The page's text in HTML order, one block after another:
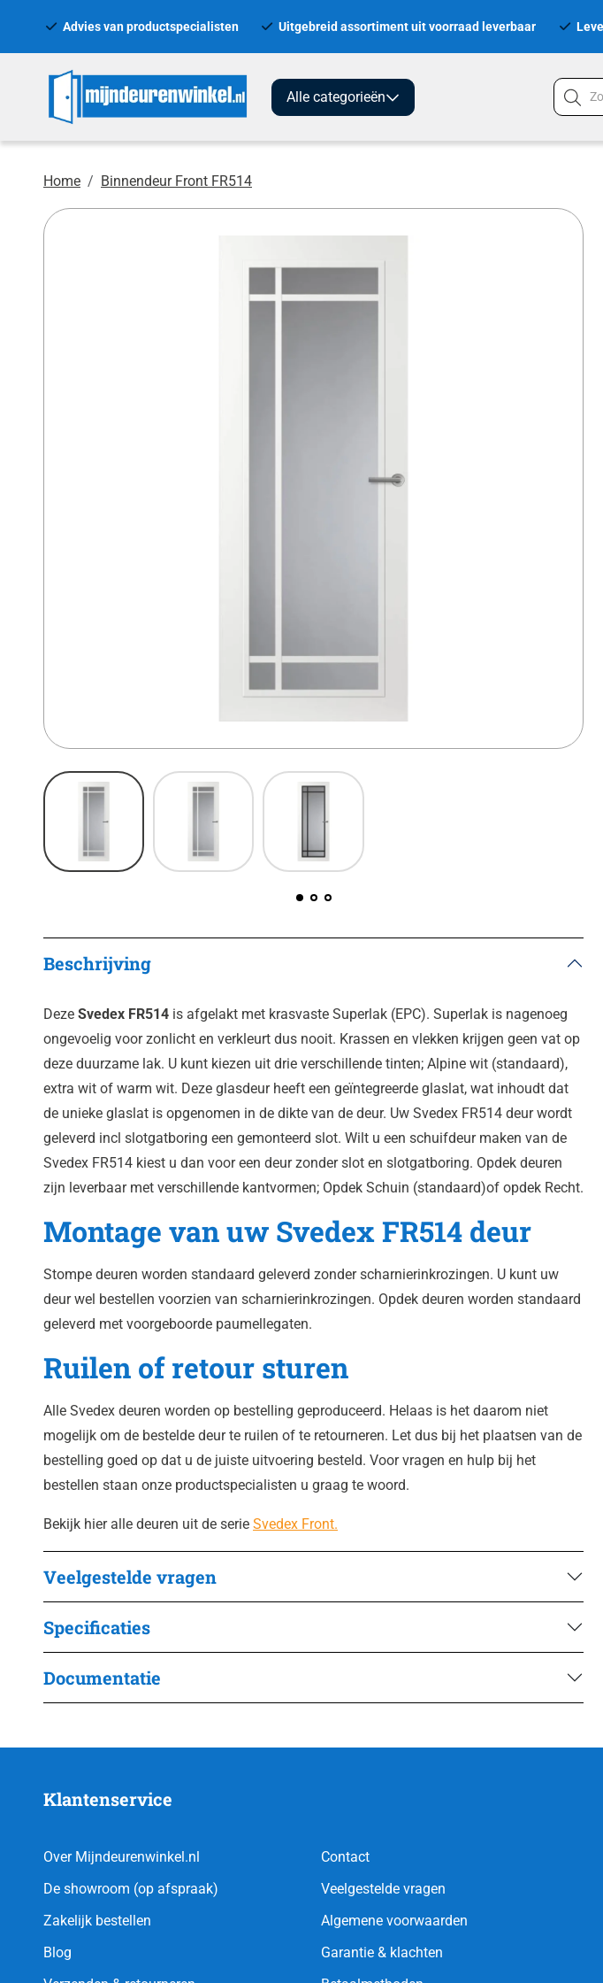
Advies van productspecialisten Uitgebreid assortiment uit voorraad leverbaar
Alle categorieën
Home Binnendeur Front FR514
Beschrijving
Deze Svedex FR514 is afgelakt met krasvaste Superlak (EPC). Superlak is nagenoeg
ongevoelig voor zonlicht en verkleurt dus nooit. Krassen en vlekken krijgen geen vat op
deze duurzame lak. U kunt kiezen uit drie verschillende tinten; Alpine wit (standaard),
extra wit of warm wit. Deze glasdeur heeft een geïntegreerde glaslat, wat inhoudt dat
de unieke glaslat is opgenomen in de dikte van de deur. Uw Svedex FR514 deur wordt
geleverd incl slotgatboring een gemonteerd slot. Wilt u een schuifdeur maken van de
Svedex FR514 kiest u dan voor een deur zonder slot en slotgatboring. Opdek deuren
zijn leverbaar met verschillende kantvormen; Opdek Schuin (standaard)of opdek Recht.
Montage van uw Svedex FR514 deur
Stompe deuren worden standaard geleverd zonder scharnierinkrozingen. U kunt uw
deur wel bestellen voorzien van scharnierinkrozingen. Opdek deuren worden standaard
geleverd met voorgeboorde paumellegaten.
Ruilen of retour sturen
Alle Svedex deuren worden op bestelling geproduceerd. Helaas is het daarom niet
mogelijk om de bestelde deur te ruilen of te retourneren. Let dus bij het plaatsen van de
bestelling goed op dat u de juiste uitvoering besteld. Voor vragen en hulp bij het
bestellen staan onze productspecialisten u graag te woord.
Bekijk hier alle deuren uit de serie Svedex Front.
Veelgestelde vragen
Specificaties
Documentatie
Klantenservice
Over Mijndeurenwinkel.nl
De showroom (op afspraak)
Zakelijk bestellen
Blog
Contact
Veelgestelde vragen
Algemene voorwaarden
Garantie & klachten